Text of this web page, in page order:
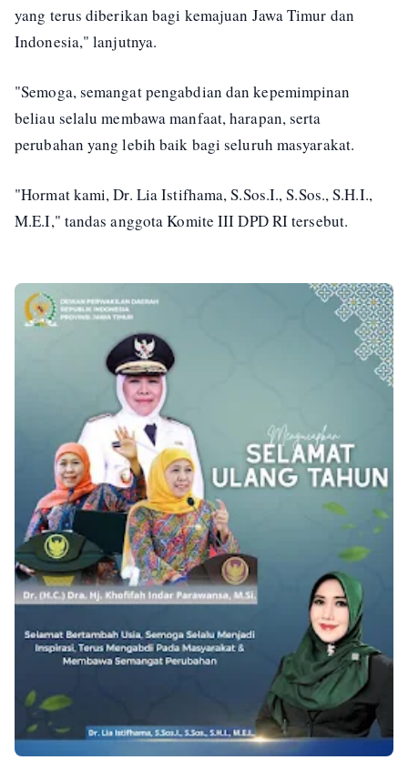
yang terus diberikan bagi kemajuan Jawa Timur dan
Indonesia," lanjutnya.
"Semoga, semangat pengabdian dan kepemimpinan
beliau selalu membawa manfaat, harapan, serta
perubahan yang lebih baik bagi seluruh masyarakat.
"Hormat kami, Dr. Lia Istifhama, S.Sos.I., S.Sos., S.H.I.,
M.E.I," tandas anggota Komite III DPD RI tersebut.